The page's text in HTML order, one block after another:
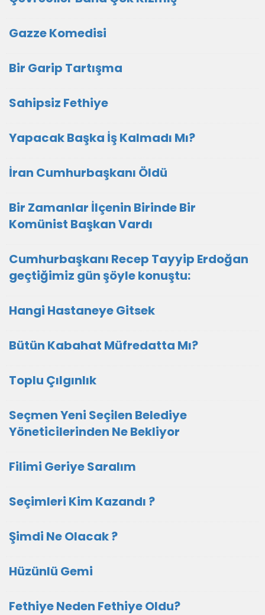
Gazze Komedisi
Bir Garip Tartışma
Sahipsiz Fethiye
Yapacak Başka İş Kalmadı Mı?
İran Cumhurbaşkanı Öldü
Bir Zamanlar İlçenin Birinde Bir
Komünist Başkan Vardı
Cumhurbaşkanı Recep Tayyip Erdoğan
geçtiğimiz gün şöyle konuştu:
Hangi Hastaneye Gitsek
Bütün Kabahat Müfredatta Mı?
Toplu Çılgınlık
Seçmen Yeni Seçilen Belediye
Yöneticilerinden Ne Bekliyor
Filimi Geriye Saralım
Seçimleri Kim Kazandı ?
Şimdi Ne Olacak ?
Hüzünlü Gemi
Fethiye Neden Fethiye Oldu?